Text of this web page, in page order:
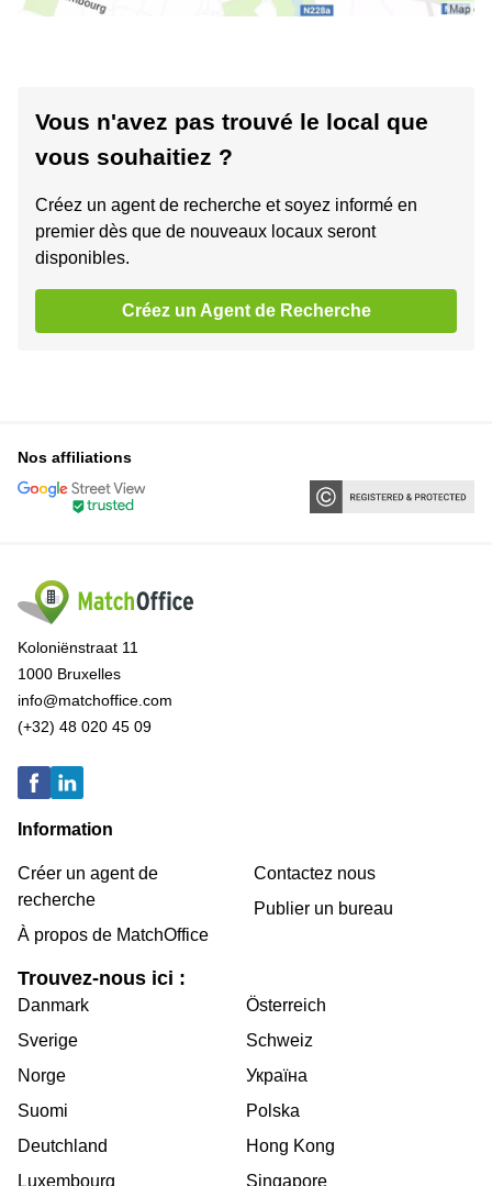
Vous n'avez pas trouvé le local que
vous souhaitiez ?
Créez un agent de recherche et soyez informé en
premier dès que de nouveaux locaux seront
disponibles.
Créez un Agent de Recherche
Nos affiliations
Koloniënstraat 11
1000 Bruxelles
info@matchoffice.com
(+32) 48 020 45 09
Information
Créer un agent de
recherche
À propos de MatchOffice
Contactez nous
Publier un bureau
Trouvez-nous ici :
Danmark
Sverige
Norge
Suomi
Deutchland
Luxembourg
Österreich
Schweiz
Україна
Polska
Hong Kong
Singapore